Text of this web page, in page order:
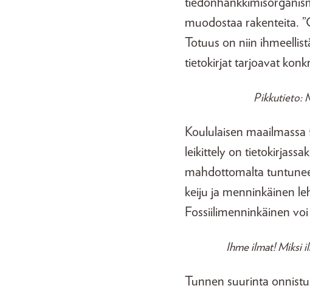
muodostaa rakenteita.
Totuus on niin
tietokirjat tarjoavat
Pikkutieto:
Koululaisen
leikittely on
mahdottomalta
keiju ja menninkäinen
Fossiilimenninkäinen
Ihme ilmat! Miksi
Tunnen suurinta